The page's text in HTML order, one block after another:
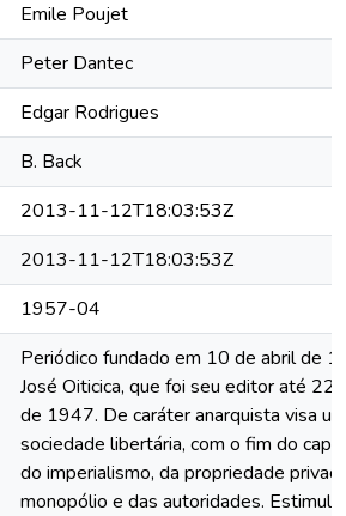
Emile Poujet
Peter Dantec
Edgar Rodrigues
B. Back
2013-11-12T18:03:53Z
2013-11-12T18:03:53Z
1957-04
Periódico fundado em 10 de abril de
José Oiticica, que foi seu editor até 22
de 1947. De caráter anarquista visa
sociedade libertária, com o fim do
do imperialismo, da propriedade
monopólio e das autoridades.